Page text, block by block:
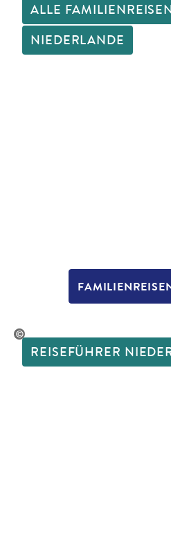
ALLE
NIEDERLANDE
gty
REISEFÜHRER